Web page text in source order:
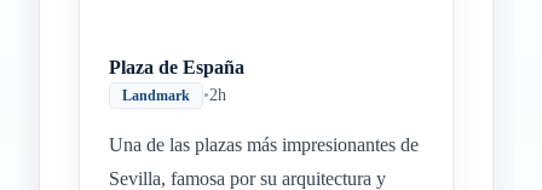
Plaza de España
Landmark •2h
Una de las plazas más impresionantes de
Sevilla, famosa por su arquitectura y